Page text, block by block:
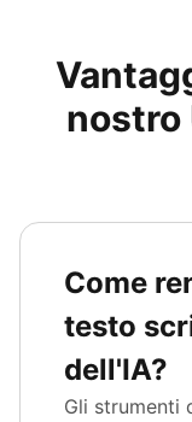
nostro
Come
testo
dell'IA?
Gli strumenti